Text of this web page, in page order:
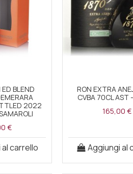
ED BLEND
2022
€
carrello
RON EXTRA
CVBA 70CL AST
165,00 €
Aggiungi al